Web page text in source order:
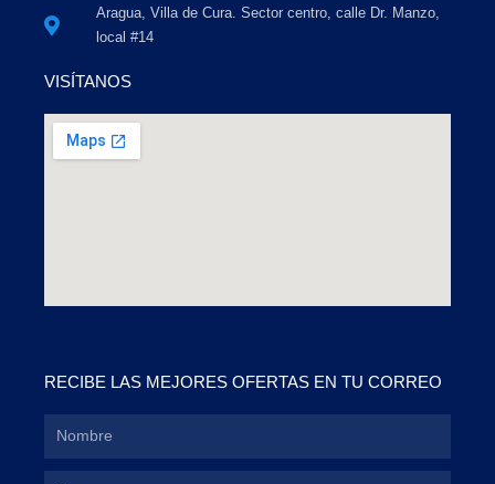
Aragua, Villa de Cura. Sector centro, calle Dr. Manzo,
local #14
VISÍTANOS
RECIBE LAS MEJORES OFERTAS EN TU CORREO